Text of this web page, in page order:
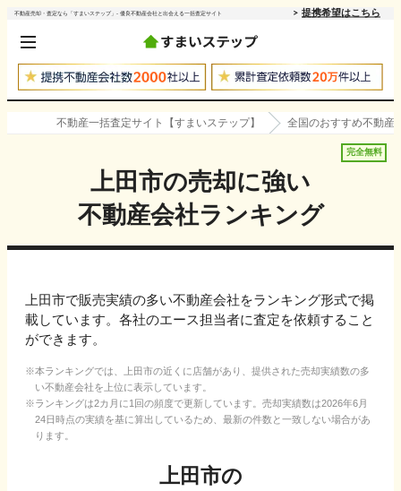
不動産売却・査定なら「すまいステップ」- 優良不動産会社と出会える一括査定サイト 提携希望はこちら
不動産一括査定サイト【すまいステップ】 全国のおすすめ不動産
完全無料
上田市の売却に強い
不動産会社ランキング
上田市で販売実績の多い不動産会社をランキング形式で掲
載しています。各社のエース担当者に査定を依頼すること
ができます。
本ランキングでは、 上田市の近くに店舗があり、提供された売却実績数の多
い不動産会社を上位に表示しています。
ランキングは2カ月に1回の頻度で更新しています。売却実績数は2026年6月
24日時点の実績を基に算出しているため、最新の件数と一致しない場合があ
ります。
上田市の